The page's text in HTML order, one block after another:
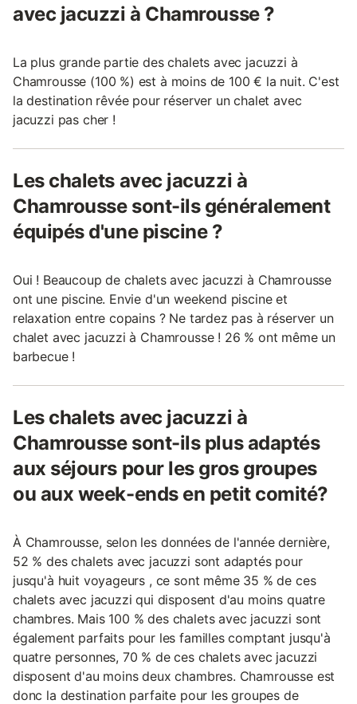
avec jacuzzi à Chamrousse ?
La plus grande partie des chalets avec jacuzzi à
Chamrousse (100 %) est à moins de 100 € la nuit. C'est
la destination rêvée pour réserver un chalet avec
jacuzzi pas cher !
Les chalets avec jacuzzi à
Chamrousse sont-ils généralement
équipés d'une piscine ?
Oui ! Beaucoup de chalets avec jacuzzi à Chamrousse
ont une piscine. Envie d'un weekend piscine et
relaxation entre copains ? Ne tardez pas à réserver un
chalet avec jacuzzi à Chamrousse ! 26 % ont même un
barbecue !
Les chalets avec jacuzzi à
Chamrousse sont-ils plus adaptés
aux séjours pour les gros groupes
ou aux week-ends en petit comité?
À Chamrousse, selon les données de l'année dernière,
52 % des chalets avec jacuzzi sont adaptés pour
jusqu'à huit voyageurs , ce sont même 35 % de ces
chalets avec jacuzzi qui disposent d'au moins quatre
chambres. Mais 100 % des chalets avec jacuzzi sont
également parfaits pour les familles comptant jusqu'à
quatre personnes, 70 % de ces chalets avec jacuzzi
disposent d'au moins deux chambres. Chamrousse est
donc la destination parfaite pour les groupes de